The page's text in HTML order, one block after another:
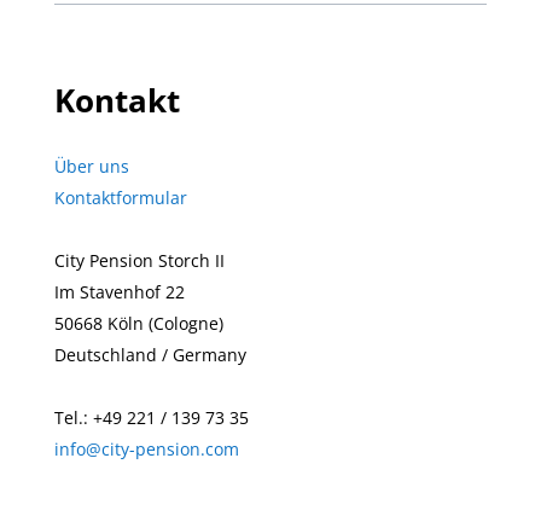
Kontakt
Über uns
Kontaktformular
City Pension Storch II
Im Stavenhof 22
50668Köln (Cologne)
Deutschland / Germany
Tel.: +49 221 / 139 73 35
info@city-pension.com